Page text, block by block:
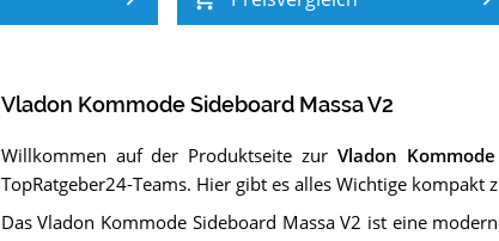
Vladon Kommode Sideboard Massa V2
Willkommen auf der Produktseite zur Vladon
TopRatgeber24-Teams. Hier gibt es alles Wichtige kompakt
Das Vladon Kommode Sideboard Massa V2 ist eine